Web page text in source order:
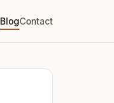
BlogContact